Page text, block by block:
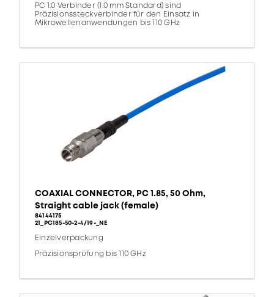
PC 1.0 Verbinder (1.0 mm Standard) sind
Präzisionssteckverbinder für den Einsatz in
Mikrowellenanwendungen bis 110 GHz
COAXIAL CONNECTOR, PC 1.85, 50 Ohm,
Straight cable jack (female)
84144175
21_PC185-50-2-4/19-_NE
Einzelverpackung
Präzisionsprüfung bis 110 GHz